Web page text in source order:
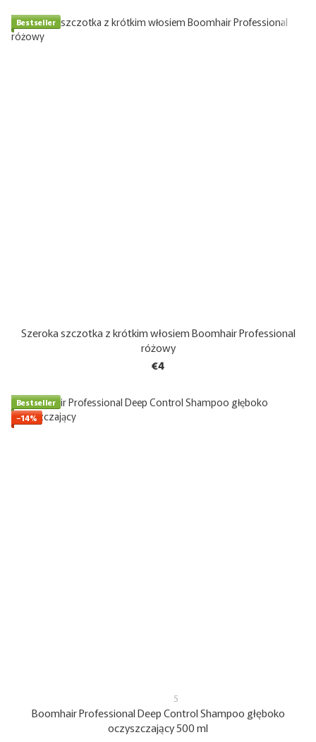
Bestseller
Szeroka szczotka z krótkim włosiem Boomhair Professional
różowy
€4
Bestseller
−14%
5
Boomhair Professional Deep Control Shampoo głęboko
oczyszczający 500 ml